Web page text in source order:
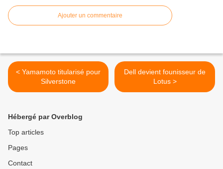
Ajouter un commentaire
< Yamamoto titularisé pour
Silverstone
Dell devient founisseur de
Lotus >
Hébergé par Overblog
Top articles
Pages
Contact